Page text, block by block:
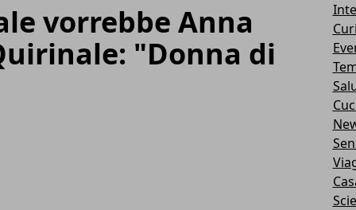
vorrebbe Anna
"Donna di